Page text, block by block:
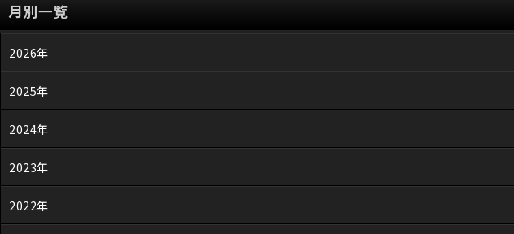
月別一覧
2026年
2025年
2024年
2023年
2022年